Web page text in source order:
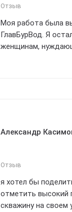
Отзыв
Моя работа была
ГлавБурВод. Я
женщинам,
Александр
Отзыв
я хотел бы
отметить высокий
скважину на своем